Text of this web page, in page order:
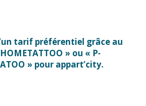
tarif préférentiel grâce au
» ou « P-
» pour appart’city.